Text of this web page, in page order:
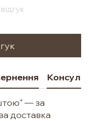
— за
доставка